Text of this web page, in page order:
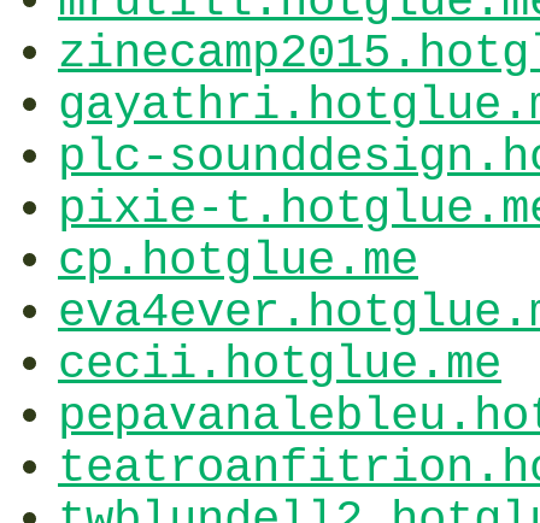
plc-
pixie-
cp.hotglue.me
cecii.hotglue.me